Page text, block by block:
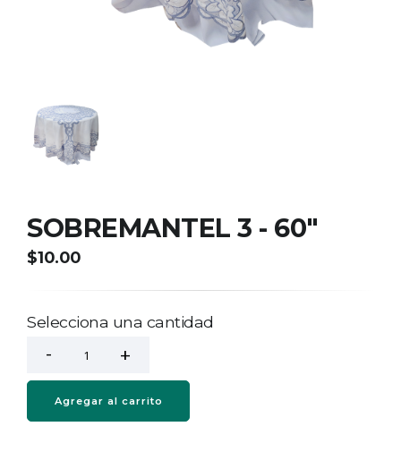
SOBREMANTEL 3 - 60"
$10.00
Selecciona una cantidad
Agregar al carrito